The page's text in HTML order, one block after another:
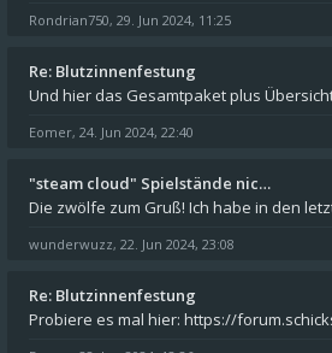
Rondrian750, 29. Jun 2024, 11:25
Re: Blutzinnenfestung
Eomer, 24. Jun 2024, 22:40
"steam cloud" Spielstände nic…
wunderwuzz, 22. Jun 2024, 23:08
Re: Blutzinnenfestung